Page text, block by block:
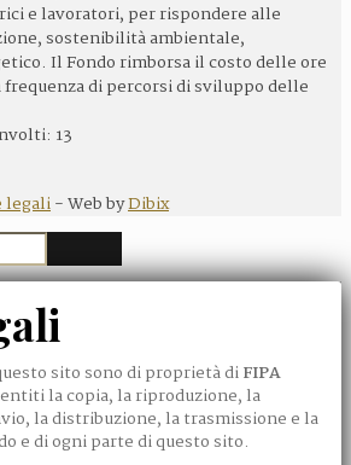
e lavoratori, per rispondere alle
sostenibilità ambientale,
Il Fondo rimborsa il costo delle ore
di percorsi di sviluppo delle
13
legali- Web byDibix
sito sono di proprietà diFIPA
la copia, la riproduzione, la
la distribuzione, la trasmissione e la
e di ogni parte di questo sito.